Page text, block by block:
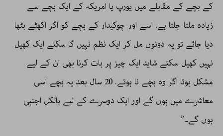
کے بچے کے مقابلے میں یورپ یا امریکہ کے ایک بچے سے
زیادہ ملتا جلتا ہے. اسے اور چوکیدار کے بچے کو اگر اکھٹے بٹھا
دیا جائے تو یہ دونوں مل کر ایک نظم نہیں گا سکتے ایک کھیل
نہیں کھیل سکتے شاید ایک چیز پر بات کرنا بھی ان کے لیے
مشکل ہوتا اگر وہ بچے نا ہوتے. 20 سال بعد یہ بچے اسی
معاشرے میں ہوں گے اور ایک دوسرے کے لیے بالکل اجنبی
ہوں گے۔”